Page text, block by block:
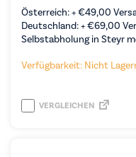
Österreich: +€49,00
Deutschland: +€69,00
Selbstabholung in Steyr
Verfügbarkeit: Nicht
VERGLEICHEN